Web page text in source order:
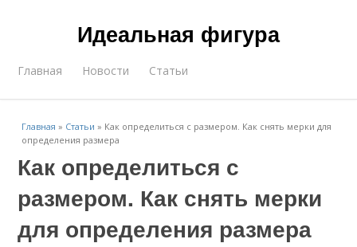
Идеальная фигура
Главная Новости Статьи
Главная » Статьи » Как определиться с размером. Как снять мерки для
определения размера
Как определиться с
размером. Как снять мерки
для определения размера